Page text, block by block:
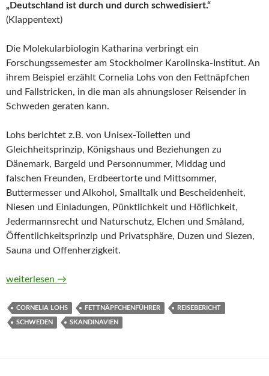
„Deutschland ist durch und durch schwedisiert.“
(Klappentext)
Die Molekularbiologin Katharina verbringt ein
Forschungssemester am Stockholmer Karolinska-Institut. An
ihrem Beispiel erzählt Cornelia Lohs von den Fettnäpfchen
und Fallstricken, in die man als ahnungsloser Reisender in
Schweden geraten kann.
Lohs berichtet z.B. von Unisex-Toiletten und
Gleichheitsprinzip, Königshaus und Beziehungen zu
Dänemark, Bargeld und Personnummer, Middag und
falschen Freunden, Erdbeertorte und Mittsommer,
Buttermesser und Alkohol, Smalltalk und Bescheidenheit,
Niesen und Einladungen, Pünktlichkeit und Höflichkeit,
Jedermannsrecht und Naturschutz, Elchen und Småland,
Öffentlichkeitsprinzip und Privatsphäre, Duzen und Siezen,
Sauna und Offenherzigkeit.
Fettnäpfchenführer Schweden. Wilde Erdbeeren und zahme
weiterlesen →
CORNELIA LOHS FETTNÄPFCHENFÜHRER REISEBERICHT
SCHWEDEN SKANDINAVIEN